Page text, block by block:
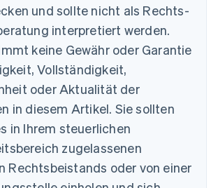
und sollte nicht als Rechts-
interpretiert werden.
keine Gewähr oder Garantie
Vollständigkeit,
oder Aktualität der
in diesem Artikel. Sie sollten
in Ihrem steuerlichen
zugelassenen
Rechtsbeistands oder von einer
DeutschEnglish